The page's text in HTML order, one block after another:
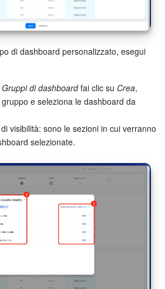
di dashboard personalizzato, esegui
Gruppi di dashboardfai clic su Crea,
e seleziona le dashboard da
visibilità: sono le sezioni in cui verranno
selezionate.